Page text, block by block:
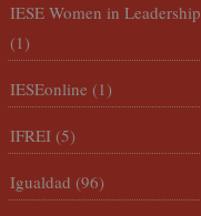
IESE Women in Leadership
(1)
IESEonline (1)
IFREI (5)
Igualdad (96)